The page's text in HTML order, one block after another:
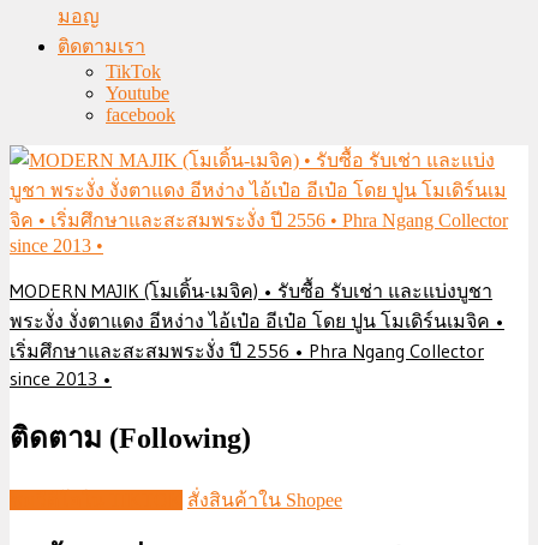
มอญ
ติดตามเรา
TikTok
Youtube
facebook
MODERN MAJIK (โมเดิ้น-เมจิค) • รับซื้อ รับเช่า และแบ่งบูชา
พระงั่ง งั่งตาแดง อีหง่าง ไอ้เป๋อ อีเป๋อ โดย ปูน โมเดิร์นเมจิค •
เริ่มศึกษาและสะสมพระงั่ง ปี 2556 • Phra Ngang Collector
since 2013 •
ติดตาม (Following)
สั่งสินค้าใน Shopee